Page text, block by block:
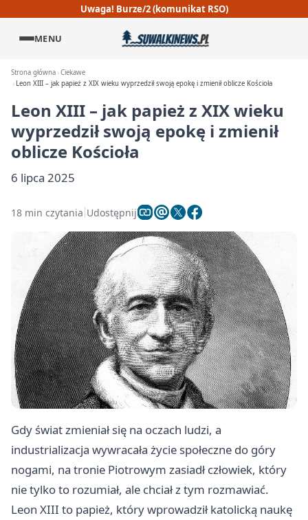
Uwaga! Burze/2 (komunikat RSO)
MENU
Strona główna Ciekawe
Leon XIII – jak papież z XIX wieku wyprzedził swoją epokę i zmienił oblicze Kościoła
Leon XIII – jak papież z XIX wieku
wyprzedził swoją epokę i zmienił
oblicze Kościoła
6 lipca 2025
18 min czytania Udostępnij
Gdy świat zmieniał się na oczach ludzi, a
industrializacja wywracała życie społeczne do góry
nogami, na tronie Piotrowym zasiadł człowiek, który
nie tylko to rozumiał, ale chciał z tym rozmawiać.
Leon XIII to papież, który wprowadził katolicką naukę